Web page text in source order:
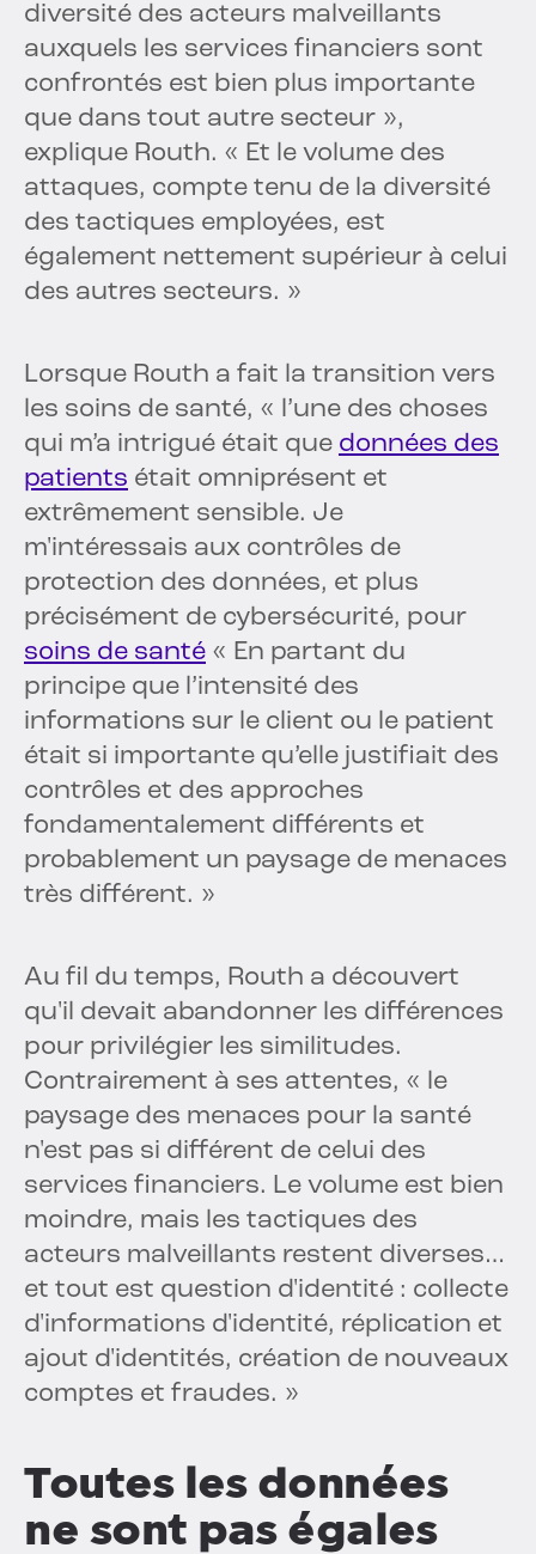
diversité des acteurs malveillants
auxquels les services financiers sont
confrontés est bien plus importante
que dans tout autre secteur »,
explique Routh. « Et le volume des
attaques, compte tenu de la diversité
des tactiques employées, est
également nettement supérieur à celui
des autres secteurs. »
Lorsque Routh a fait la transition vers
les soins de santé, « l’une des choses
qui m’a intrigué était que données des
patients était omniprésent et
extrêmement sensible. Je
m'intéressais aux contrôles de
protection des données, et plus
précisément de cybersécurité, pour
soins de santé « En partant du
principe que l’intensité des
informations sur le client ou le patient
était si importante qu’elle justifiait des
contrôles et des approches
fondamentalement différents et
probablement un paysage de menaces
très différent. »
Au fil du temps, Routh a découvert
qu'il devait abandonner les différences
pour privilégier les similitudes.
Contrairement à ses attentes, « le
paysage des menaces pour la santé
n'est pas si différent de celui des
services financiers. Le volume est bien
moindre, mais les tactiques des
acteurs malveillants restent diverses…
et tout est question d'identité : collecte
d'informations d'identité, réplication et
ajout d'identités, création de nouveaux
comptes et fraudes. »
Toutes les données
ne sont pas égales